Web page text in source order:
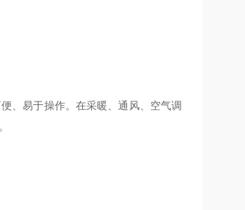
、易于操作。在采暖、通风、空气调